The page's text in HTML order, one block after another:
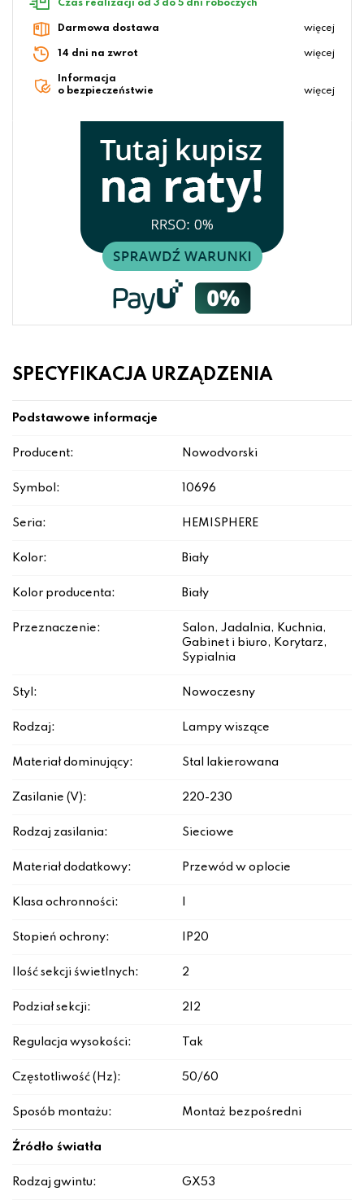
Czas realizacji od 3 do 5 dni roboczych
Darmowa dostawa więcej
14 dni na zwrot więcej
Informacja
o bezpieczeństwie
więcej
SPECYFIKACJA URZĄDZENIA
Podstawowe informacje
Producent: Nowodvorski
Symbol: 10696
Seria: HEMISPHERE
Kolor: Biały
Kolor producenta: Biały
Przeznaczenie:
Salon, Jadalnia, Kuchnia,
Gabinet i biuro, Korytarz,
Sypialnia
Styl: Nowoczesny
Rodzaj: Lampy wiszące
Materiał dominujący: Stal lakierowana
Zasilanie (V): 220-230
Rodzaj zasilania: Sieciowe
Materiał dodatkowy: Przewód w oplocie
Klasa ochronności:
Stopień ochrony: IP20
Ilość sekcji świetlnych: 2
Podział sekcji: 2|2
Regulacja wysokości: Tak
Częstotliwość (Hz): 50/60
Sposób montażu: Montaż bezpośredni
Źródło światła
Rodzaj gwintu: GX53